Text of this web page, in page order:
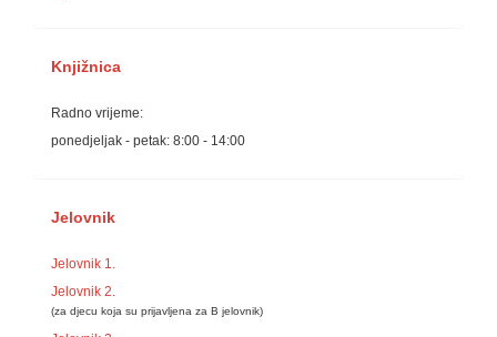
Knjižnica
Radno vrijeme:
ponedjeljak - petak: 8:00 - 14:00
Jelovnik
Jelovnik 1.
Jelovnik 2.
(za djecu koja su prijavljena za B jelovnik)